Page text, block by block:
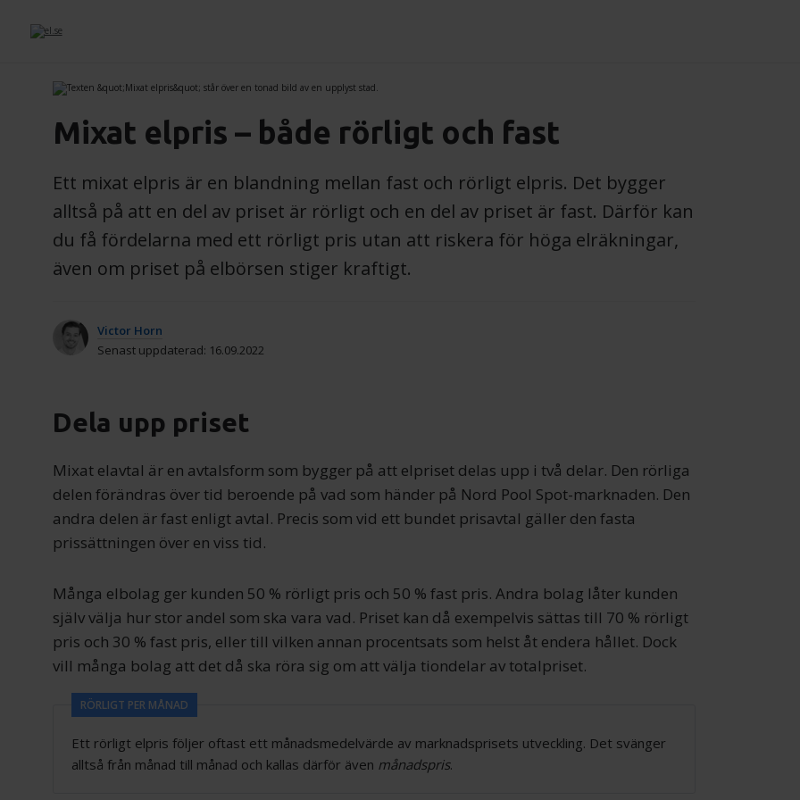
Mixat elpris – både rörligt och fast
Ett mixat elpris är en blandning mellan fast och rörligt elpris. Det bygger
alltså på att en del av priset är rörligt och en del av priset är fast. Därför kan
du få fördelarna med ett rörligt pris utan att riskera för höga elräkningar,
även om priset på elbörsen stiger kraftigt.
Victor Horn
Senast uppdaterad: 16.09.2022
Dela upp priset
Mixat elavtal är en avtalsform som bygger på att elpriset delas upp i två delar. Den rörliga
delen förändras över tid beroende på vad som händer på Nord Pool Spot-marknaden. Den
andra delen är fast enligt avtal. Precis som vid ett bundet prisavtal gäller den fasta
prissättningen över en viss tid.
Många elbolag ger kunden 50 % rörligt pris och 50 % fast pris. Andra bolag låter kunden
själv välja hur stor andel som ska vara vad. Priset kan då exempelvis sättas till 70 % rörligt
pris och 30 % fast pris, eller till vilken annan procentsats som helst åt endera hållet. Dock
vill många bolag att det då ska röra sig om att välja tiondelar av totalpriset.
RÖRLIGT PER MÅNAD
Ett rörligt elpris följer oftast ett månadsmedelvärde av marknadsprisets utveckling. Det svänger
alltså från månad till månad och kallas därför även månadspris.